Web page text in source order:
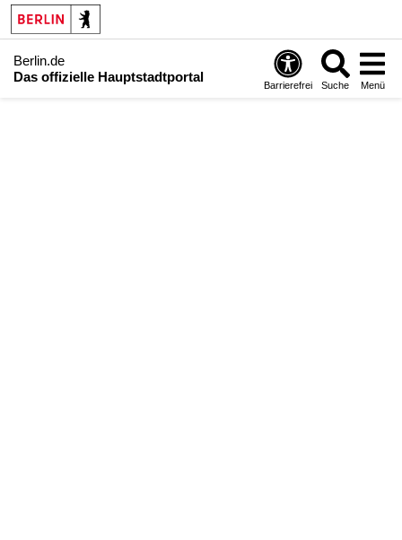
Berlin.de
Das offizielle Hauptstadtportal
Barrierefrei Suche Menü